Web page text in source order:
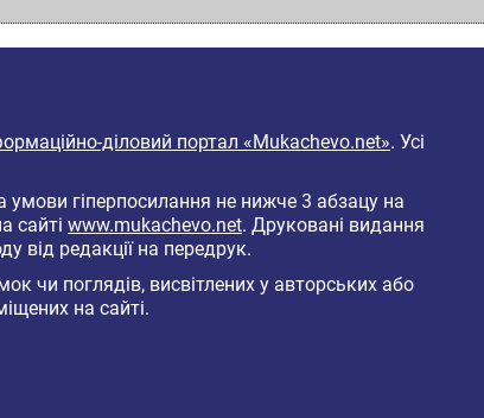
діловий портал «Mukachevo.net». Усі
умови гіперпосилання не нижче 3 абзацу на
сайті www.mukachevo.net. Друковані видання
від редакції на передрук.
чи поглядів, висвітлених у авторських або
на сайті.